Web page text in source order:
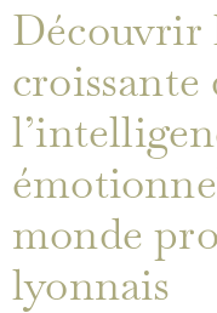
Découvrir
croissante
monde
lyonnais